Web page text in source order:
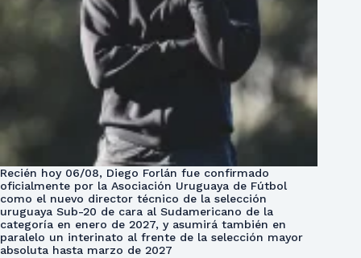
Recién hoy 06/08, Diego Forlán fue confirmado
oficialmente por la Asociación Uruguaya de Fútbol
como el nuevo director técnico de la selección
uruguaya Sub-20 de cara al Sudamericano de la
categoría en enero de 2027, y asumirá también en
paralelo un interinato al frente de la selección mayor
absoluta hasta marzo de 2027